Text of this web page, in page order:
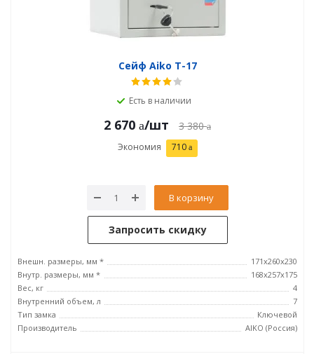
Сейф Aiko T-17
Есть в наличии
2 670 /шт 3 380
Экономия 710
В корзину
Запросить скидку
Внешн. размеры, мм *
171x260x230
Внутр. размеры, мм *
168x257x175
Вес, кг
4
Внутренний объем, л
7
Тип замка
Ключевой
Производитель
AIKO (Россия)